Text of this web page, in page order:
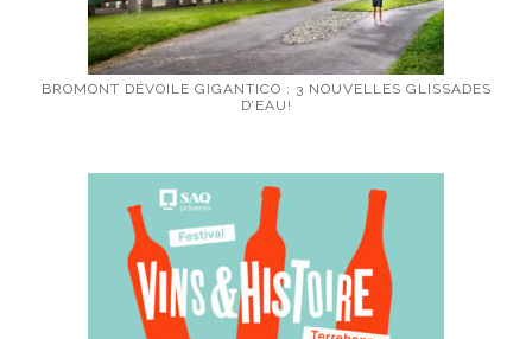
BROMONT DÉVOILE GIGANTICO : 3 NOUVELLES GLISSADES
D’EAU!